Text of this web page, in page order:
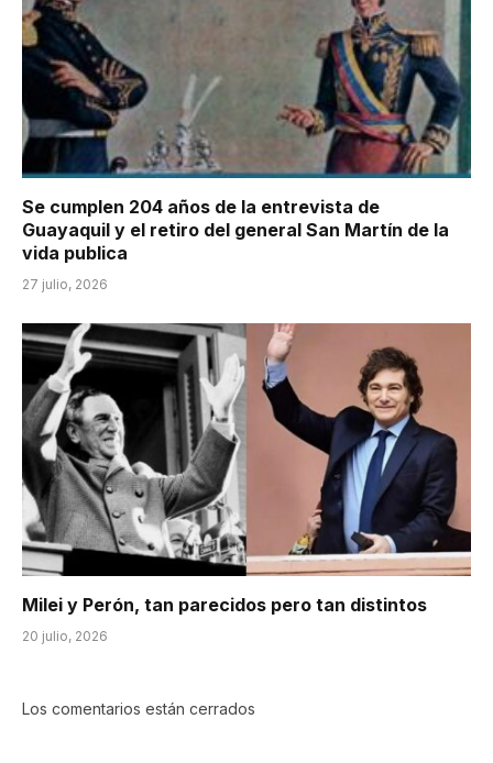
Se cumplen 204 años de la entrevista de
Guayaquil y el retiro del general San Martín de la
vida publica
27 julio, 2026
Milei y Perón, tan parecidos pero tan distintos
20 julio, 2026
Los comentarios están cerrados